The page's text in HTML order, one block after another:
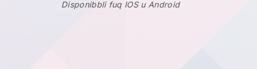
Disponibbli fuq IOS u Android